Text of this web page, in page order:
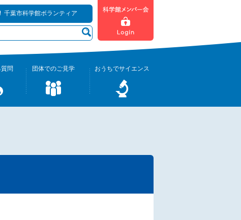
千葉市科学館ボランティア
問 団体でのご見学 おうちでサイエンス